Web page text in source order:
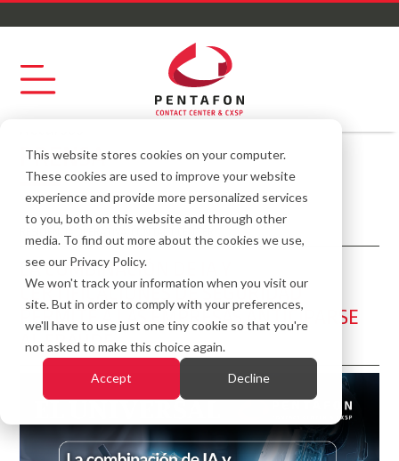
This website stores cookies on your computer.
These cookies are used to improve your website
experience and provide more personalized services
to you, both on this website and through other
media. To find out more about the cookies we use,
see our Privacy Policy.
We won't track your information when you visit our
site. But in order to comply with your preferences,
we'll have to use just one tiny cookie so that you're
not asked to make this choice again.
Accept Decline
PRENSA
LA COMBINACIÓN DE IA Y
CERTIFICACIONES DE SEGURIDAD
PERMITE A LAS EMPRESAS ANTICIPARSE
AL FRAUDE